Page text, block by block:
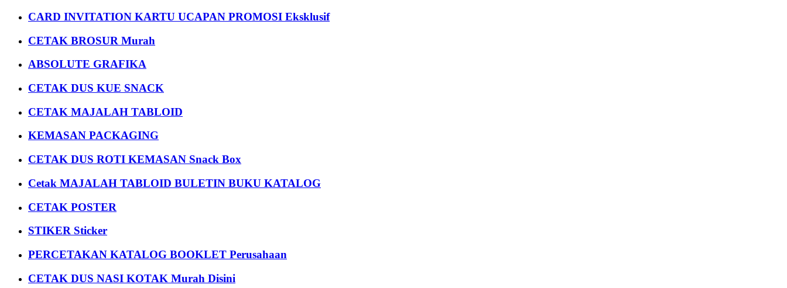
CARD INVITATION KARTU UCAPAN PROMOSI Eksklusif
CETAK BROSUR Murah
ABSOLUTE GRAFIKA
CETAK DUS KUE SNACK
CETAK MAJALAH TABLOID
KEMASAN PACKAGING
CETAK DUS ROTI KEMASAN Snack Box
Cetak MAJALAH TABLOID BULETIN BUKU KATALOG
CETAK POSTER
STIKER Sticker
PERCETAKAN KATALOG BOOKLET Perusahaan
CETAK DUS NASI KOTAK Murah Disini